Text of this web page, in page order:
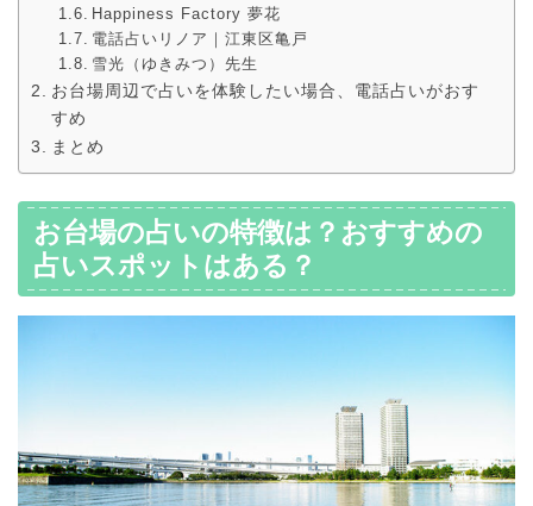
Happiness Factory 夢花
電話占いリノア｜江東区亀戸
雪光（ゆきみつ）先生
お台場周辺で占いを体験したい場合、電話占いがおす
すめ
まとめ
お台場の占いの特徴は？おすすめの
占いスポットはある？